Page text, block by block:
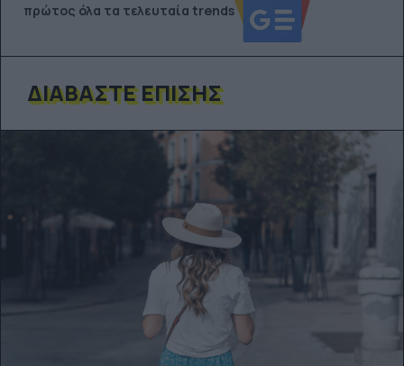
πρώτος όλα τα τελευταία trends
ΔΙΑΒΆΣΤΕ ΕΠΊΣΗΣ